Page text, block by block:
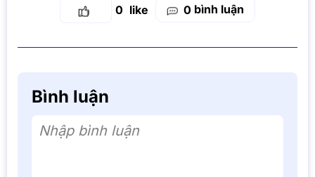
0 0 bình luận
Bình luận
Nhập bình luận